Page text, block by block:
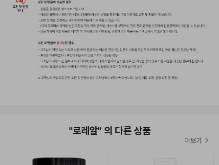
▲올어바웃헤어 결제 금액별 이벤트 ▲
주문 결제 고객께 드리는 사은품 증정 이벤트!
한정수량으로 준비한 사은품 이벤트
놓치지마세요!
*해당 이벤트 사은품은 별도 안내없이 재고 상황에 따라 변경될 수
*이벤트 사은품은 유통기간이 짧은 상품일 수 있습니다.*
"로레알" 의 다른 상품
더보기